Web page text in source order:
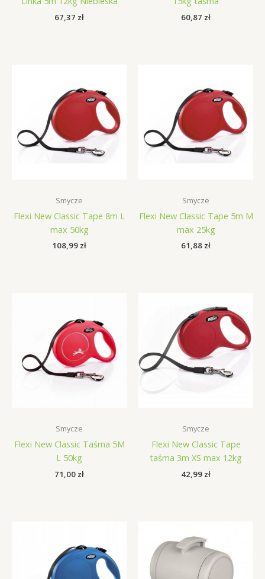
67,37 zł 60,87 zł
Smycze
Flexi New Classic Tape 8m L
max 50kg
108,99 zł
Smycze
Flexi New Classic Tape 5m M
max 25kg
61,88 zł
Smycze
Flexi New Classic Taśma 5M
L 50kg
71,00 zł
Smycze
Flexi New Classic Tape
taśma 3m XS max 12kg
42,99 zł